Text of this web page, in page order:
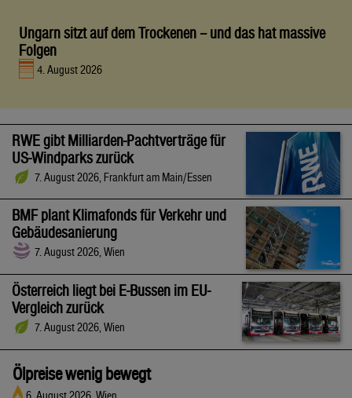
Ungarn sitzt auf dem Trockenen – und das hat massive
Folgen
4. August 2026
RWE gibt Milliarden-Pachtverträge für
US-Windparks zurück
7. August 2026, Frankfurt am Main/Essen
BMF plant Klimafonds für Verkehr und
Gebäudesanierung
7. August 2026, Wien
Österreich liegt bei E-Bussen im EU-
Vergleich zurück
7. August 2026, Wien
Ölpreise wenig bewegt